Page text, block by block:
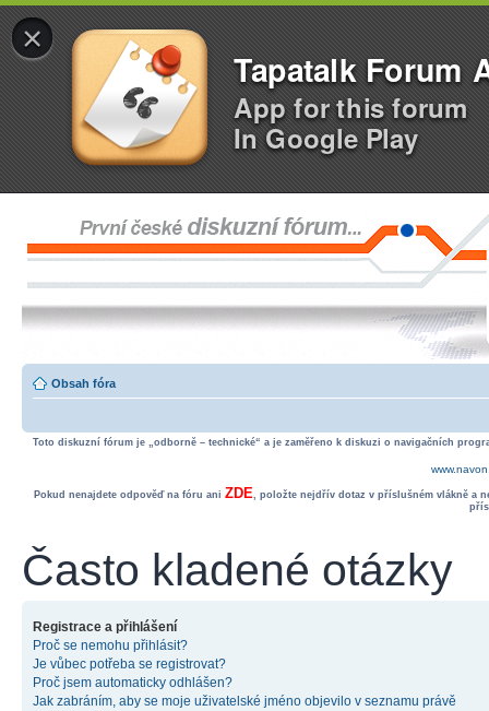
×
Tapatalk Forum
App for this forum
In Google Play
Obsah fóra
Toto diskuzní fórum je „odborně – technické“ a je zaměřeno k diskuzi o navigačních
Pokud nenajdete odpověď na fóru ani ZDE, položte nejdřív dotaz v příslušném vlákně a
Často kladené otázky
Registrace a přihlášení
Proč se nemohu přihlásit?
Je vůbec potřeba se registrovat?
Proč jsem automaticky odhlášen?
Jak zabráním, aby se moje uživatelské jméno objevilo v seznamu právě